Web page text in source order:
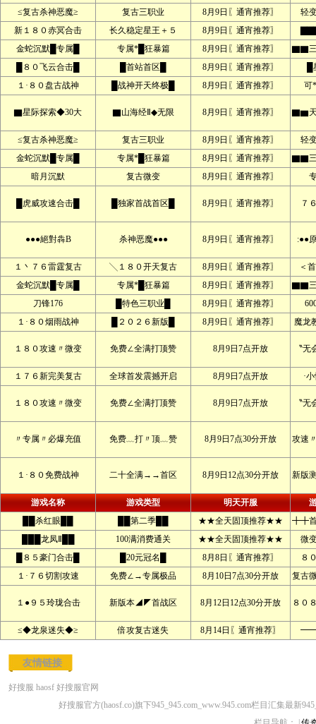
≤复古杀神恶魔≥ 复古三职业 8月9日〖通宵推荐〗
轻
新１８０赤冥合击
长久稳定星王＋５ 8月9日〖通宵推荐〗
金蛇沉默█专属█
专属*█狂暴篇 8月9日〖通宵推荐〗
▇▇
█８０飞云合击█
█首站首区█ 8月9日〖通宵推荐〗
１·８０盘古战神
█战神开天终极█ 8月9日〖通宵推荐〗 可
▇星际探索◆30大 ▇山海经Ⅱ◆无限 8月9日〖通宵推荐〗 ▇▆
≤复古杀神恶魔≥ 复古三职业 8月9日〖通宵推荐〗
轻
金蛇沉默█专属█
专属*█狂暴篇 8月9日〖通宵推荐〗
▇▇
暗月沉默
复古微变 8月9日〖通宵推荐〗
█虎威攻速合击█ █独家首战首区█ 8月9日〖通宵推荐〗 ７
●●●絕對犇B 杀神恶魔●●● 8月9日〖通宵推荐〗 :●●
１丶７６雷霆复古 ╲１８０开天复古 8月9日〖通宵推荐〗
＜
金蛇沉默█专属█
专属*█狂暴篇 8月9日〖通宵推荐〗
▇▇
刀锋176
█特色三职业█ 8月9日〖通宵推荐〗
１·８０烟雨战神
█２０２６新版█ 8月9日〖通宵推荐〗 魔龙
１８０攻速〃微变 免费∠全满打顶赞 8月9日7点开放 〝
１７６新完美复古 全球首发震撼开启 8月9日7点开放 ·
１８０攻速〃微变 免费∠全满打顶赞 8月9日7点开放 〝
〃专属〃必爆充值 免费﹏打〃顶﹏赞 8月9日7点30分开放 攻速
１·８０免费战神 二十全满→→首区 8月9日12点30分开放 新版
游戏名称 游戏类型 明天开服
██杀红眼██
██第二季██ ★★全天固顶推荐★★
╋╋
███龙凤Ⅱ██
100满消费通关 ★★全天固顶推荐★★
微
█８５豪门合击█
█20元冠名█ 8月8日〖通宵推荐〗
８
１·７６切割攻速
免费∠→专属极品 8月10日7点30分开放 复古
１●９５玲珑合击 新版本◢◤首战区 8月12日12点30分开放 ８０
≤◆龙泉迷失◆≥ 倍攻复古迷失 8月14日〖通宵推荐〗 ━━
友情链接
好搜服 haosf 好搜服官网
好搜服官方(haosf.co)旗下945_945.com_www.945.com栏目汇集最新